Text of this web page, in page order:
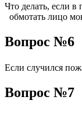
Что делать, если
обмотать лицо
Вопрос №6
Если случился
Вопрос №7